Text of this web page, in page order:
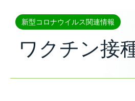
新型コロナウイルス関連情報
ワクチン接